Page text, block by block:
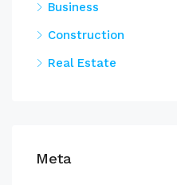
Business
Construction
Real Estate
Meta